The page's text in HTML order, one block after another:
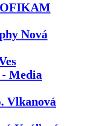
Nová
Media
Vlkanová